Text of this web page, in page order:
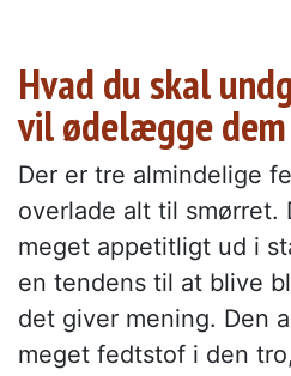
Hvad du skal
vil ødelægge dem
Der er tre almindelige
overlade alt til smørret.
meget appetitligt ud i
en tendens til at blive
det giver mening. Den
meget fedtstof i den